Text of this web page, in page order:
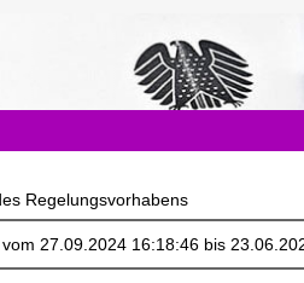
Regelungsvorhabens